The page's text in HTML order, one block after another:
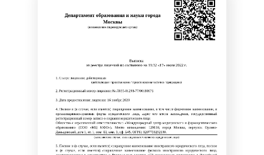
Новые курсы
Молекулярная нутрициология
Прохождение тестов по клиническим
рекомендациям на портале НМО
специализированной аккредитации